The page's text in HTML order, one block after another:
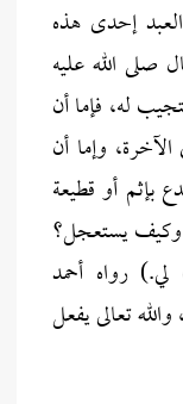
إحدى هذه
صلى الله عليه
له، فإما أن
وإما أن
بإثم أو قطيعة
وكيف يستعجل؟
رواه أحمد
تعالى يفعل